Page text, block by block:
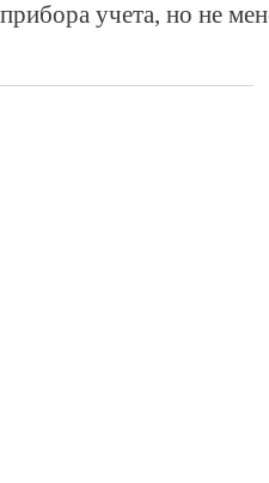
прибора учета, но не